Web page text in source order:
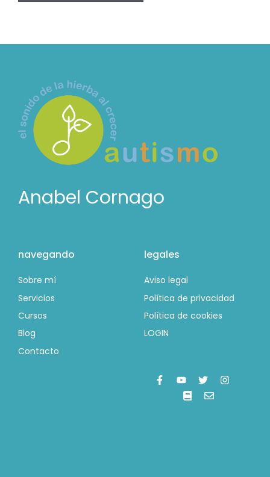
Anabel Cornago
navegando
Sobre mí
Servicios
Cursos
Blog
Contacto
legales
Aviso legal
Política de privacidad
Política de cookies
LOGIN